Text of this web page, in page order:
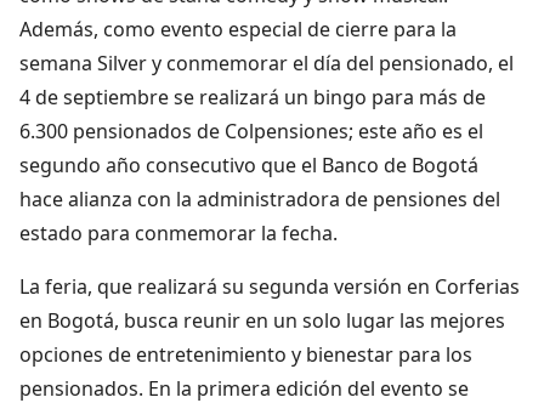
Además, como evento especial de cierre para la
semana Silver y conmemorar el día del pensionado, el
4 de septiembre se realizará un bingo para más de
6.300 pensionados de Colpensiones; este año es el
segundo año consecutivo que el Banco de Bogotá
hace alianza con la administradora de pensiones del
estado para conmemorar la fecha.
La feria, que realizará su segunda versión en Corferias
en Bogotá, busca reunir en un solo lugar las mejores
opciones de entretenimiento y bienestar para los
pensionados. En la primera edición del evento se